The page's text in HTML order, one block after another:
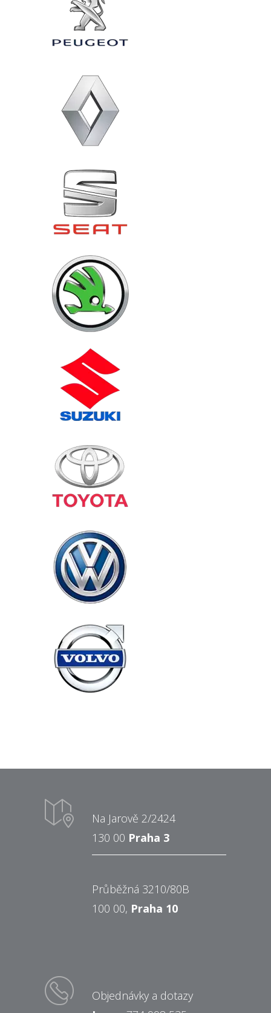
Na Jarově 2/2424
130 00 Praha 3
Průběžná 3210/80B
100 00, Praha 10
Objednávky a dotazy